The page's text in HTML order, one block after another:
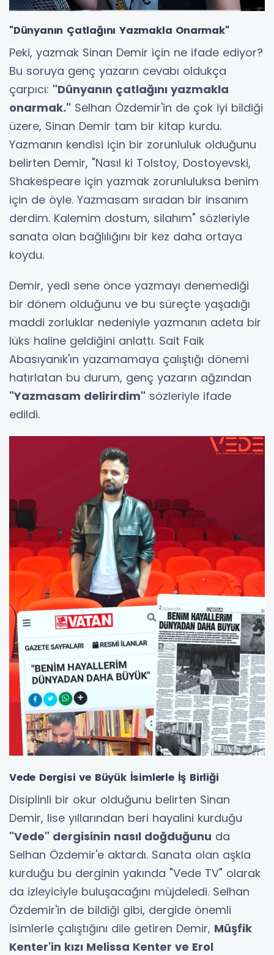
"Dünyanın Çatlağını Yazmakla Onarmak"
Peki, yazmak Sinan Demir için ne ifade ediyor?
Bu soruya genç yazarın cevabı oldukça
çarpıcı: "Dünyanın çatlağını yazmakla
onarmak." Selhan Özdemir'in de çok iyi bildiği
üzere, Sinan Demir tam bir kitap kurdu.
Yazmanın kendisi için bir zorunluluk olduğunu
belirten Demir, "Nasıl ki Tolstoy, Dostoyevski,
Shakespeare için yazmak zorunluluksa benim
için de öyle. Yazmasam sıradan bir insanım
derdim. Kalemim dostum, silahım" sözleriyle
sanata olan bağlılığını bir kez daha ortaya
koydu.
Demir, yedi sene önce yazmayı denemediği
bir dönem olduğunu ve bu süreçte yaşadığı
maddi zorluklar nedeniyle yazmanın adeta bir
lüks haline geldiğini anlattı. Sait Faik
Abasıyanık'ın yazamamaya çalıştığı dönemi
hatırlatan bu durum, genç yazarın ağzından
"Yazmasam delirirdim" sözleriyle ifade
edildi.
Vede Dergisi ve Büyük İsimlerle İş Birliği
Disiplinli bir okur olduğunu belirten Sinan
Demir, lise yıllarından beri hayalini kurduğu
"Vede" dergisinin nasıl doğduğunu da
Selhan Özdemir'e aktardı. Sanata olan aşkla
kurduğu bu derginin yakında "Vede TV" olarak
da izleyiciyle buluşacağını müjdeledi. Selhan
Özdemir'in de bildiği gibi, dergide önemli
isimlerle çalıştığını dile getiren Demir, Müşfik
Kenter'in kızı Melissa Kenter ve Erol